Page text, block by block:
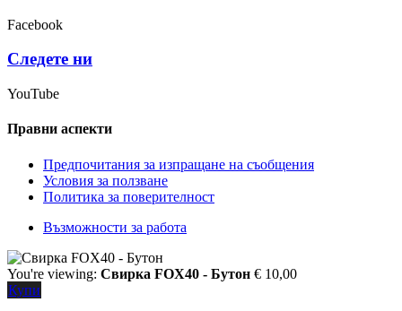
Facebook
Следете ни
YouTube
Правни аспекти
Предпочитания за изпращане на съобщения
Условия за ползване
Политика за поверителност
Възможности за работа
You're viewing: Свирка FOX40 - Бутон € 10,00
Купи